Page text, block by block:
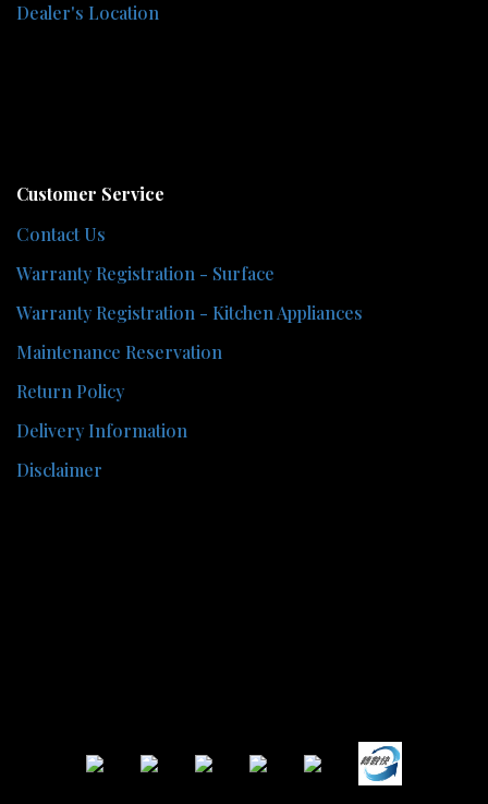
Dealer's Location
Customer Service
Contact Us
Warranty Registration - Surface
Warranty Registration - Kitchen Appliances
Maintenance Reservation
Return Policy
Delivery Information
Disclaimer